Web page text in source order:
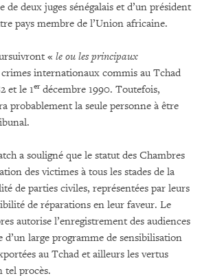
de deux juges sénégalais et d’un président
pays membre de l’Union africaine.
« le ou les principaux
internationaux commis au Tchad
et le 1erdécembre 1990. Toutefois,
probablement la seule personne à être
a souligné que le statut des Chambres
des victimes à tous les stades de la
de parties civiles, représentées par leurs
de réparations en leur faveur. Le
autorise l’enregistrement des audiences
d’un large programme de sensibilisation
au Tchad et ailleurs les vertus
tel procès.